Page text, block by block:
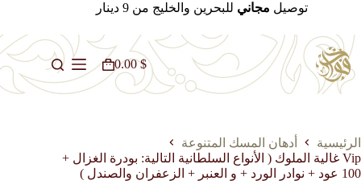
المحتوى
توصيل مجاني للبحرين والخليج من 9 دينار
عربة
التسوق
0.00$
الرئيسية
أدهان المسك المتنوعة
Vip غالية الملوك ( الأنواع السلطانية التالية: بودرة الغزال +
100 عود + نوادر الورد + و العنبر + الزعفران والصندل )